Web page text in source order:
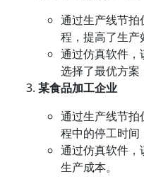
通过生产线节
程，提高了生产
通过仿真软件，
选择了最优方案
某食品加工企业
通过生产线节
程中的停工时间
通过仿真软件，
生产成本。